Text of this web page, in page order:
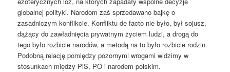
globalnej polityki. Narodom zaś sprzedawano bajkę o
zasadniczym konflikcie. Konfliktu de facto nie było, był sojusz,
dążący do zawładnięcia prywatnym życiem ludzi, a drogą do
tego było rozbicie narodów, a metodą na to było rozbicie rodzin.
Podobną relację pomiędzy pozornymi wrogami widzimy w
stosunkach między PiS, PO i narodem polskim.